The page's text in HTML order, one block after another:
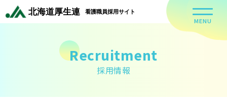
MENU
Recruitment
採用情報